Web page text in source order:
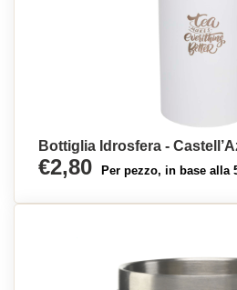
Bottiglia Idrosfera -
€2,80 Per pezzo, in base alla